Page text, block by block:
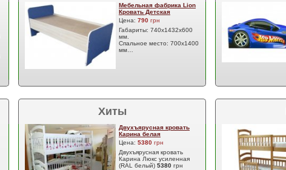
Мебельная фабрика Lion
Кровать Детская
Цена: 790 грн
Габариты: 740х1432х600
мм.
Спальное место: 700х1400
мм…
Хиты
Двухъярусная кровать
Карина белая
Цена: 5380 грн
Двухъярусная кровать
Карина Люкс усиленная
(RAL белый) 5380 грн